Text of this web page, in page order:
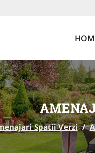
Spatii Verzi /